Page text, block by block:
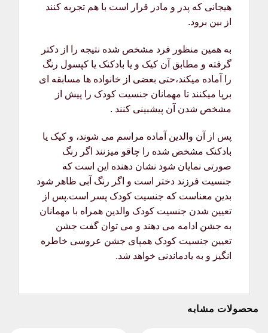
هیجانی که پدر و مادر قرار است با هم تجربه کنند
از بین برود.
به همین منظور فرد مشخص شده نتیجه را از دکتر
گرفته و مطابق آن کیک و یا بادکنک یا کپسول رنگ
را آماده میکند،حتی بعضی از خانواده ها مسابقه ای
برپا میکنند تا مهمانان جنسیت کودک را پیش از
مشخص شدن آن پیشبینی کنند .
پس از آن والدین آماده مراسم می شوند، و کیک یا
بادکنک مشخص شده را چاقو میزنند اگر رنگ
صورتی نمایان شود نشان دهنده این است که
جنسیت فرزند دختر است و اگر رنگ آبی ظاهر شود
بدین معناست که جنسیت کودک پسر است.پس از
تعیین شدن جنسیت کودک والدین همراه با مهمانان
به جشن ادامه می دهند و می توان گفت جشن
تعیین جنسیت کودک همپای جشن عروسی خاطره
انگیز و به یادماندنی خواهد شد.
محصولات مشابه